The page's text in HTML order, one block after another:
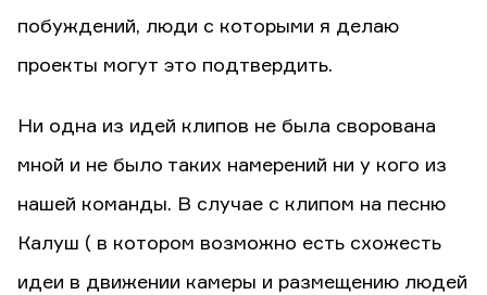
побуждений, люди с которыми я делаю
проекты могут это подтвердить.
Ни одна из идей клипов не была сворована
мной и не было таких намерений ни у кого из
нашей команды. В случае с клипом на песню
Калуш ( в котором возможно есть схожесть
идеи в движении камеры и размещению людей